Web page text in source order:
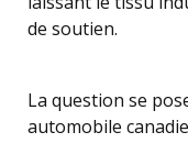
de soutien.
La question se
automobile